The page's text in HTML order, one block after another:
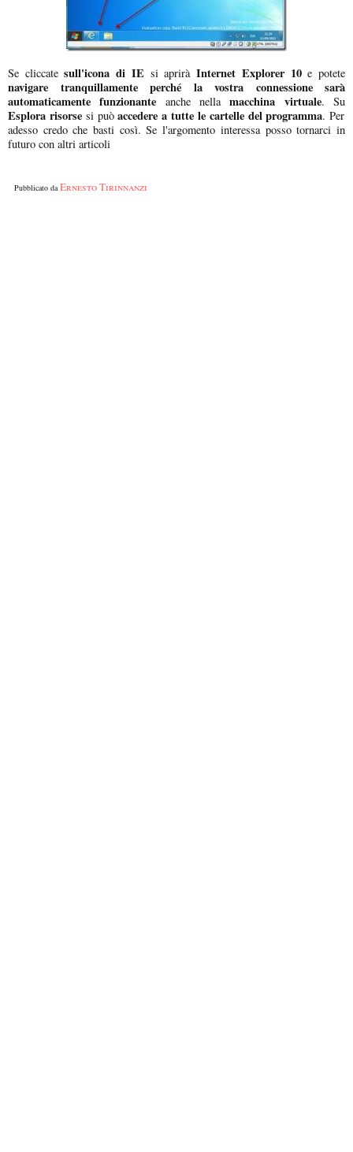
Se cliccatesull'icona di IEsi apriràInternet Explorer 10e potete
navigare tranquillamente perché la vostra connessione sarà
automaticamente funzionante anche nellamacchina virtuale. Su
Esplora risorsesi puòaccedere a tutte le cartelle del programma. Per
adesso credo che basti così. Se l'argomento interessa posso tornarci in
futuro con altri articoli
Pubblicato daErnesto Tirinnanzi